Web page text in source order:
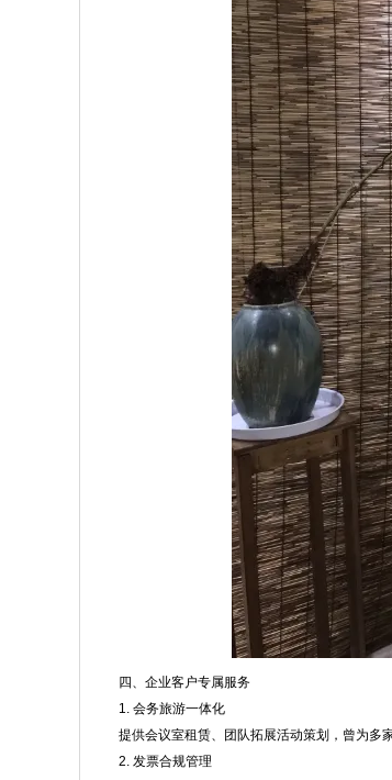
四、企业客户专属服务
1. 会务旅游一体化
提供会议室租赁、团队拓展活动策划，曾为多
2. 发票合规管理